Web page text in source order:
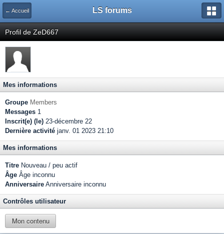
← Accueil LS forums
Profil de ZeD667
Mes informations
Groupe Members
Messages 1
Inscrit(e) (le) 23-décembre 22
Dernière activité janv. 01 2023 21:10
Mes informations
Titre Nouveau / peu actif
Âge Âge inconnu
Anniversaire Anniversaire inconnu
Contrôles utilisateur
Mon contenu